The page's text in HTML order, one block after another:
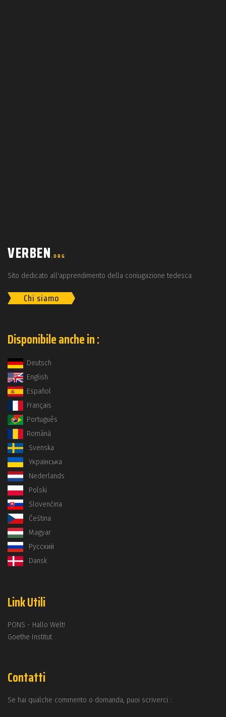
VERBEN.ORG
Sito dedicato all'apprendimento della coniugazione tedesca
Chi siamo
Disponibile anche in :
Deutsch
English
Español
Français
Português
Română
Svenska
Українська
Nederlands
Polski
Slovenčina
Čeština
Magyar
Русский
Dansk
Link Utili
PONS - Hallo Welt!
Goethe Institut
Contatti
Se hai qualche commento o domanda, puoi scriverci :